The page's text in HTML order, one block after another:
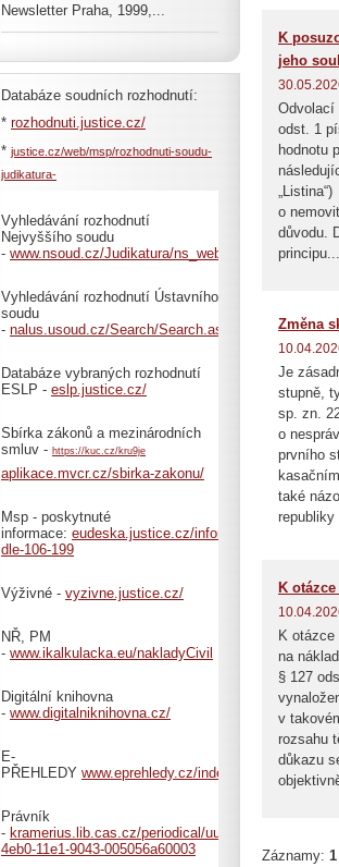
K
jeho
Odvolací
odst. 1
hodnotu
o
důvodu.
principu...
Změna
Je
stupně,
sp. zn.
o
prvního
také
republiky
K
K
na
§ 127
v
rozsahu
důkazu
Záznamy:
Newsletter Praha, 1999,...
Databáze soudních rozhodnutí:
* rozhodnuti.justice.cz/
* justice.cz/web/msp/rozhodnuti-soudu-
judikatura-
Vyhledávání rozhodnutí
Nejvyššího soudu
- www.nsoud.cz/Judikatura/ns_web.nsf/
Vyhledávání rozhodnutí Ústavního
soudu
- nalus.usoud.cz/Search/Search.aspx
Databáze vybraných rozhodnutí
ESLP - eslp.justice.cz/
Sbírka zákonů a mezinárodních
smluv - https://kuc.cz/kru9je
aplikace.mvcr.cz/sbirka-zakonu/
Msp - poskytnuté
informace: eudeska.justice.cz/informace-
dle-106-199
Výživné - vyzivne.justice.cz/
NŘ, PM
- www.ikalkulacka.eu/nakladyCivil
Digitální knihovna
- www.digitalniknihovna.cz/
E-
PŘEHLEDY www.eprehledy.cz/index.php
Právník
- kramerius.lib.cas.cz/periodical/uuid:719be951-
4eb0-11e1-9043-005056a60003